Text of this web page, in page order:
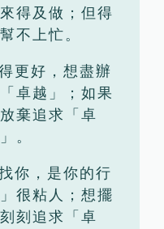
得及做；但得
不上忙。
更好，想盡辦
卓越」；如果
棄追求「卓
。
你，是你的行
很粘人；想擺
刻追求「卓